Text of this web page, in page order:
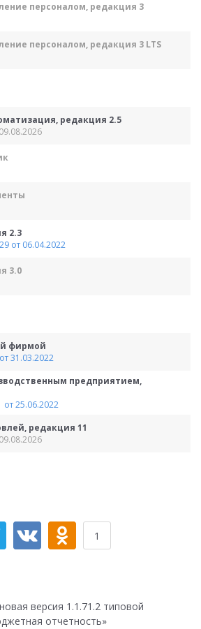
персоналом, редакция 3
персоналом, редакция 3 LTS
редакция 2.5
2.3
от 06.04.2022
3.0
фирмой
31.03.2022
предприятием,
от 25.06.2022
редакция 11
1
версия 1.1.71.2 типовой
отчетность»